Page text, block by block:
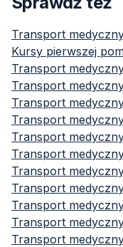
Transport
Kursy pierwszej
Transport
Transport
Transport
Transport
Transport
Transport
Transport
Transport
Transport
Transport
Transport